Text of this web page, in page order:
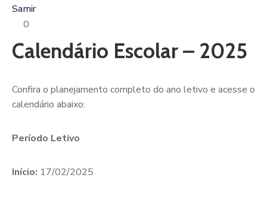
Samir
0
Calendário Escolar – 2025
Confira o planejamento completo do ano letivo e acesse o
calendário abaixo:
Período Letivo
Início: 17/02/2025